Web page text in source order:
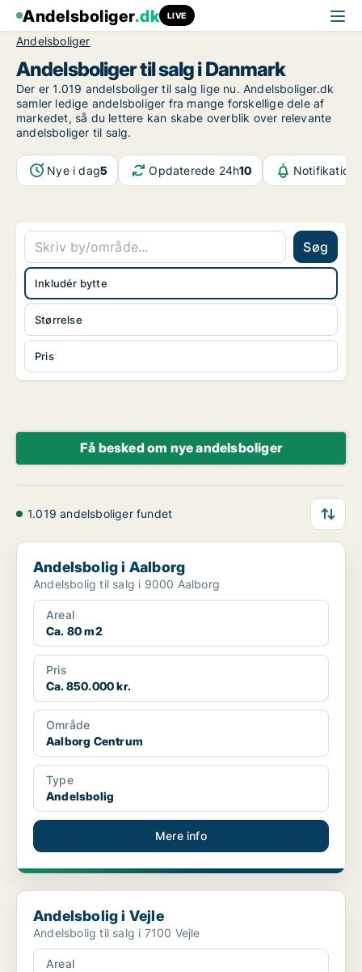
Andelsboliger.dk LIVE
Andelsboliger
Andelsboliger til salg i Danmark
Der er 1.019 andelsboliger til salg lige nu. Andelsboliger.dk
samler ledige andelsboliger fra mange forskellige dele af
markedet, så du lettere kan skabe overblik over relevante
andelsboliger til salg.
Nye i dag5 Opdaterede 24h10
Søg
Størrelse
Pris
Inkludér bytte
Få besked om nye andelsboliger
1.019 andelsboliger fundet
Andelsbolig i Aalborg
Andelsbolig i Aalborg
Andelsbolig til salg i 9000 Aalborg
Areal
Ca. 80 m2
Pris
Ca. 850.000 kr.
Område
Aalborg Centrum
Type
Andelsbolig
Mere info
Andelsbolig i Vejle
Andelsbolig i Vejle
Andelsbolig til salg i 7100 Vejle
Areal